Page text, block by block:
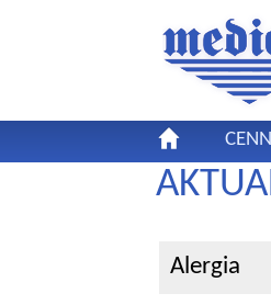
Alergia